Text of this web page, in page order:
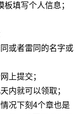
板填写个人信息；
或者雷同的名字或
上提交；
内就可以领取；
况下刻4个章也是